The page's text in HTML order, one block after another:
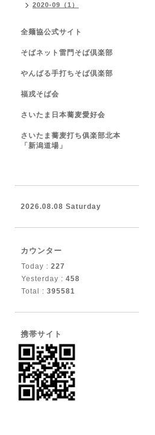
2020-09（1）
全麺協公式サイト
そばネット雷門そば倶楽部
やんばる手打ちそば倶楽部
福戎そば会
さいたま日本蕎麦愛好会
さいたま蕎麦打ち俱楽部北本
「新潟道場」
2026.08.08 Saturday
カウンター
Today : 227
Yesterday : 458
Total : 395581
携帯サイト